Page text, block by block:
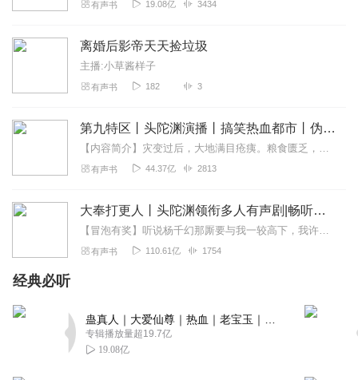
的特喜欢
迟迟未晚
主播辛苦了，被下架了心疼🥺🥺🥺
听友247039772
故事挺好，主播声音也不错，就是更新太慢，记忆里故事情
2022-07-14
加飞不是喵
主播加油！播得挺好的，坐等主播播完哦！
1992509oeug
耽美文吗？主播加油哦。
有声书 19.08亿 3434
离婚后影帝天天捡垃圾
主播:小草酱样子
有声书 182 3
第九特区丨头陀渊演播丨搞笑热血都市丨伪戒丨VIP免费多人有声剧
【内容简介】灾变过后，大地满目疮痍。粮食匮乏，资源紧俏，局势混乱……一位从待规划区杀出来的青年，背对着漫天黄沙，孤身来到九区谋生，却不曾想偶然结识三五好友，一念...
有声书 44.37亿 2813
大奉打更人丨头陀渊领衔多人有声剧|畅听全集|王鹤棣、田曦薇主演影视剧原著|卖报小郎君
【冒泡有奖】听说杨千幻那厮要与我一较高下，我许七安要开始装叉了！快进入声音播放页戳下方输入框，冒个泡偷偷告诉我，我要用哪些诗词才能胜过他？说得好的，有赏！202...
有声书 110.61亿 1754
经典必听
专辑播放量超19.7亿
19.08亿